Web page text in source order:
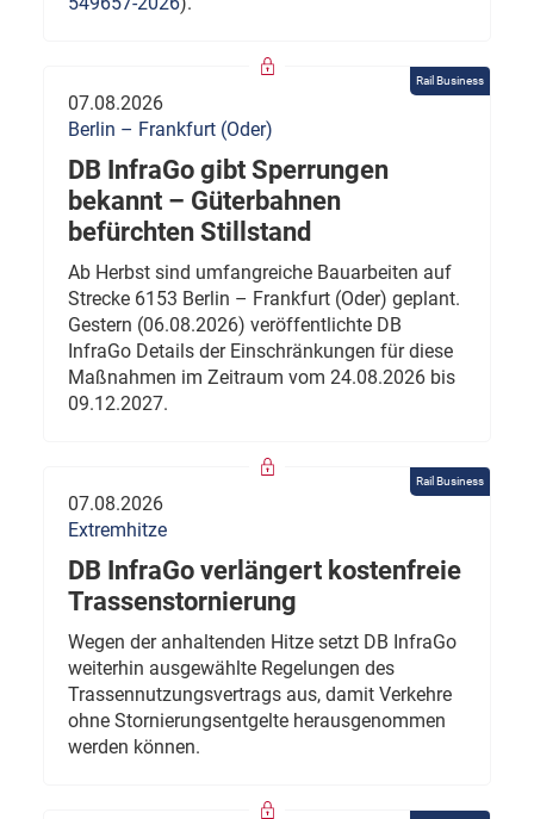
Rail Business
07.08.2026
Berlin – Frankfurt (Oder)
DB InfraGo gibt Sperrungen
bekannt – Güterbahnen
befürchten Stillstand
Ab Herbst sind umfangreiche Bauarbeiten auf
Strecke 6153 Berlin – Frankfurt (Oder) geplant.
Gestern (06.08.2026) veröffentlichte DB
InfraGo Details der Einschränkungen für diese
Maßnahmen im Zeitraum vom 24.08.2026 bis
09.12.2027.
Rail Business
07.08.2026
Extremhitze
DB InfraGo verlängert kostenfreie
Trassenstornierung
Wegen der anhaltenden Hitze setzt DB InfraGo
weiterhin ausgewählte Regelungen des
Trassennutzungsvertrags aus, damit Verkehre
ohne Stornierungsentgelte herausgenommen
werden können.